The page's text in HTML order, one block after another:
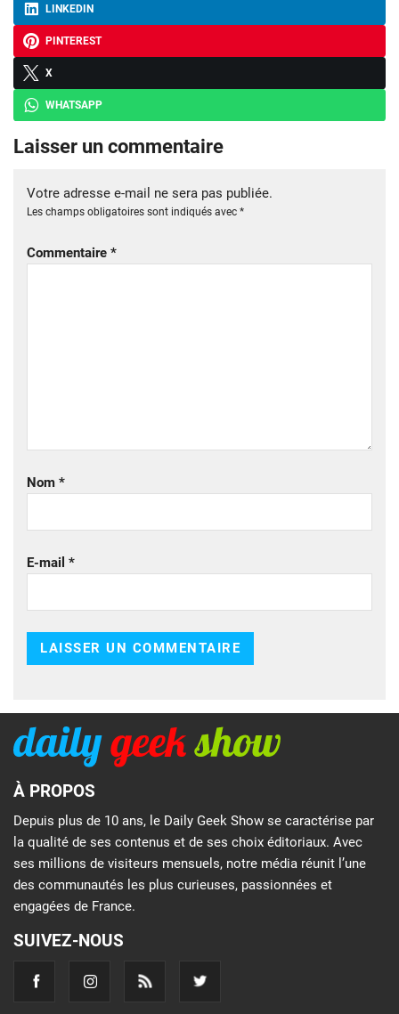
LINKEDIN
PINTEREST
X
WHATSAPP
Laisser un commentaire
Votre adresse e-mail ne sera pas publiée.
Les champs obligatoires sont indiqués avec *
Commentaire *
Nom *
E-mail *
À PROPOS
Depuis plus de 10 ans, le Daily Geek Show se caractérise par
la qualité de ses contenus et de ses choix éditoriaux. Avec
ses millions de visiteurs mensuels, notre média réunit l’une
des communautés les plus curieuses, passionnées et
engagées de France.
SUIVEZ-NOUS